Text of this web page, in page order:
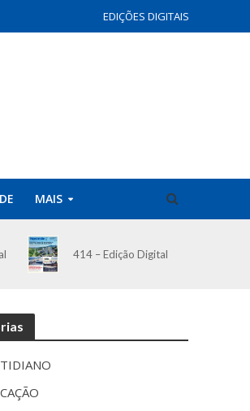
EDIÇÕES DIGITAIS
MAIS
414 – Edição Digital